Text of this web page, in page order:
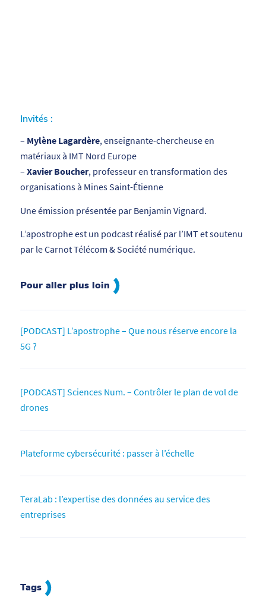
Invités :
– Mylène Lagardère, enseignante-chercheuse en
matériaux à IMT Nord Europe
– Xavier Boucher, professeur en transformation des
organisations à Mines Saint-Étienne
Une émission présentée par Benjamin Vignard.
L’apostrophe est un podcast réalisé par l’IMT et soutenu
par le Carnot Télécom & Société numérique.
Pour aller plus loin
[PODCAST] L’apostrophe – Que nous réserve encore la
5G ?
[PODCAST] Sciences Num. – Contrôler le plan de vol de
drones
Plateforme cybersécurité : passer à l’échelle
TeraLab : l’expertise des données au service des
entreprises
Tags